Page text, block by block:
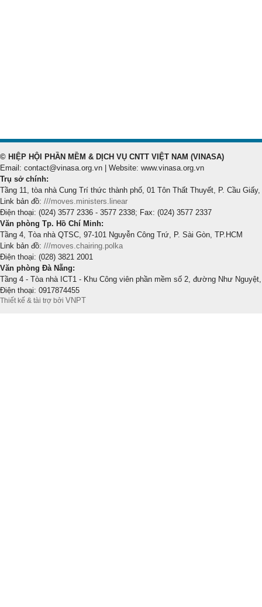
© HIỆP HỘI PHẦN MỀM & DỊCH VỤ CNTT VIỆT NAM (VINASA)
Email: contact@vinasa.org.vn | Website: www.vinasa.org.vn
Trụ sở chính:
Tầng 11, tòa nhà Cung Trí thức thành phố, 01 Tôn Thất Thuyết, P. Cầu Giấy,
Link bản đồ: ///moves.ministers.linear
Điện thoại: (024) 3577 2336 - 3577 2338; Fax: (024) 3577 2337
Văn phòng Tp. Hồ Chí Minh:
Tầng 4, Tòa nhà QTSC, 97-101 Nguyễn Công Trứ, P. Sài Gòn, TP.HCM
Link bản đồ: ///moves.chairing.polka
Điện thoại: (028) 3821 2001
Văn phòng Đà Nẵng:
Tầng 4 - Tòa nhà ICT1 - Khu Công viên phần mềm số 2, đường Như
Điện thoại: 0917874455
Thiết kế & tài trợ bởi VNPT